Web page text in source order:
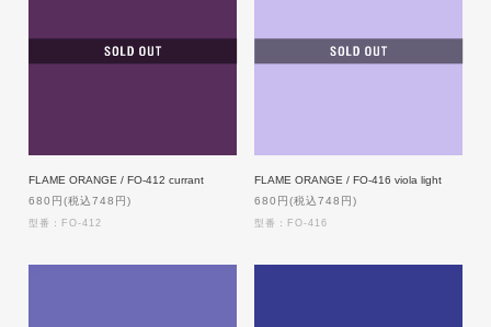
FLAME ORANGE / FO-412 currant
680円(税込748円)
型番：FO-412
FLAME ORANGE / FO-416 viola light
680円(税込748円)
型番：FO-416